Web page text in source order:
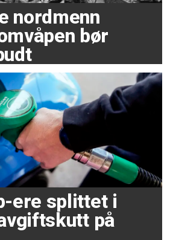
nordmenn
bør
ere splittet i
på